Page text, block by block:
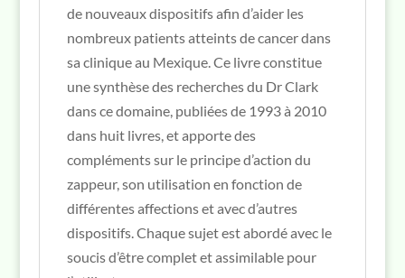
de nouveaux dispositifs afin d’aider les
nombreux patients atteints de cancer dans
sa clinique au Mexique. Ce livre constitue
une synthèse des recherches du Dr Clark
dans ce domaine, publiées de 1993 à 2010
dans huit livres, et apporte des
compléments sur le principe d’action du
zappeur, son utilisation en fonction de
différentes affections et avec d’autres
dispositifs. Chaque sujet est abordé avec le
soucis d’être complet et assimilable pour